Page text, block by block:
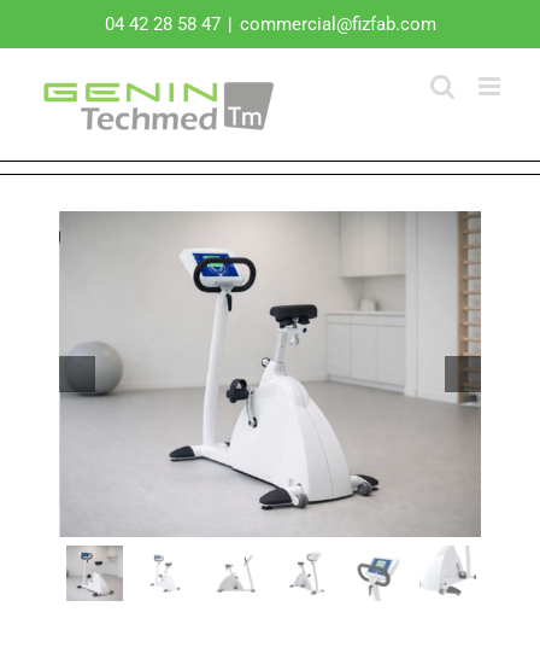
04 42 28 58 47 | commercial@fizfab.com
Previous Next